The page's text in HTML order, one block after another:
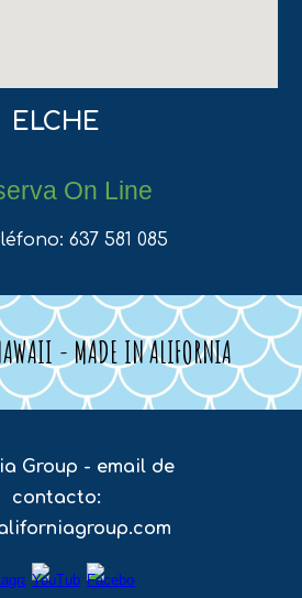
ELCHE
On Line
637 581 085
- MADE IN ALIFORNIA
Group - email de
contacto: